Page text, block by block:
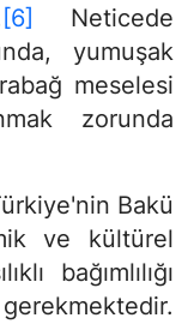
[6]
Neticede
yumuşak
meselesi
zorunda
Bakü
ve kültürel
bağımlılığı